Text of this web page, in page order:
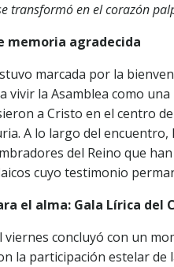
transformó en el corazón
memoria agradecida
marcada por la
vivir la Asamblea como
a Cristo en el centro
A lo largo del
del Reino que
cuyo testimonio
el alma: Gala Lírica del
viernes concluyó con un
la participación estelar